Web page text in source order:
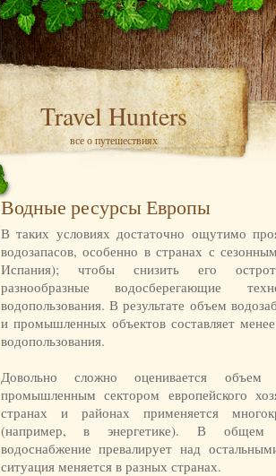
Travel Hunters
все о путешествиях
Водные ресурсы Европы
В таких условиях достаточно ощутимо
водозапасов, особенно в странах с
Испания); чтобы снизить его
разнообразные водосберегающие
водопользования. В результате объем
и промышленных объектов составляет
водопользования.
Довольно сложно оценивается объем
промышленным сектором европейского
странах и районах применяется
(например, в энергетике). В общем
водоснабжение превалирует над
ситуация меняется в разных странах.